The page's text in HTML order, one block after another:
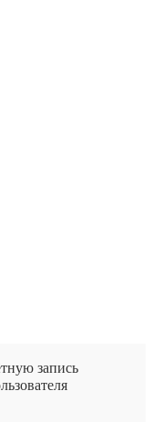
запись